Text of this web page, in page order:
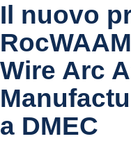
Il nuovo
Wire Arc
a DMEC